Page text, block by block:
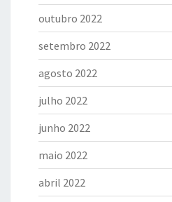
outubro 2022
setembro 2022
agosto 2022
julho 2022
junho 2022
maio 2022
abril 2022